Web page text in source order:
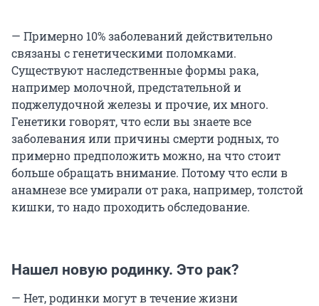
— Примерно 10% заболеваний действительно
связаны с генетическими поломками.
Существуют наследственные формы рака,
например молочной, предстательной и
поджелудочной железы и прочие, их много.
Генетики говорят, что если вы знаете все
заболевания или причины смерти родных, то
примерно предположить можно, на что стоит
больше обращать внимание. Потому что если в
анамнезе все умирали от рака, например, толстой
кишки, то надо проходить обследование.
Нашел новую родинку. Это рак?
— Нет, родинки могут в течение жизни